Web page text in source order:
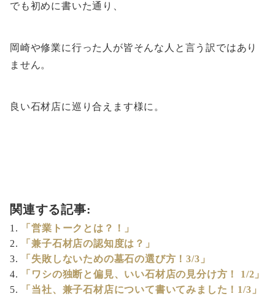
でも初めに書いた通り、
岡崎や修業に行った人が皆そんな人と言う訳ではあり
ません。
良い石材店に巡り合えます様に。
関連する記事:
「営業トークとは？！」
「兼子石材店の認知度は？」
「失敗しないための墓石の選び方！3/3」
「ワシの独断と偏見、いい石材店の見分け方！ 1/2」
「当社、兼子石材店について書いてみました！1/3」